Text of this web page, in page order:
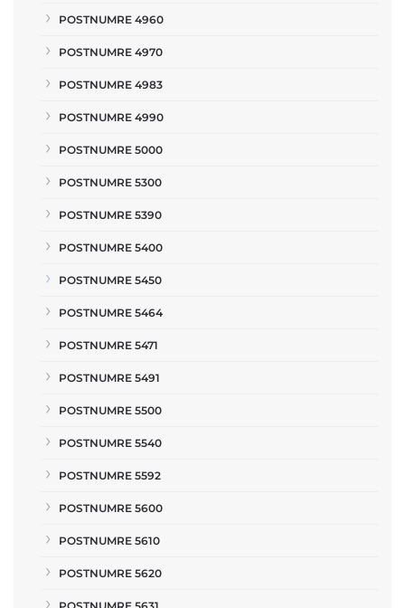
POSTNUMRE 4960
POSTNUMRE 4970
POSTNUMRE 4983
POSTNUMRE 4990
POSTNUMRE 5000
POSTNUMRE 5300
POSTNUMRE 5390
POSTNUMRE 5400
POSTNUMRE 5450
POSTNUMRE 5464
POSTNUMRE 5471
POSTNUMRE 5491
POSTNUMRE 5500
POSTNUMRE 5540
POSTNUMRE 5592
POSTNUMRE 5600
POSTNUMRE 5610
POSTNUMRE 5620